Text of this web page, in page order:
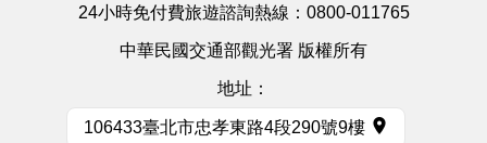
24小時免付費旅遊諮詢熱線： 0800-011765
中華民國交通部觀光署 版權所有
地址：
106433臺北市忠孝東路4段290號9樓